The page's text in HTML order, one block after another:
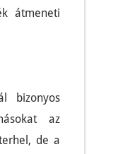
átmeneti
bizonyos
az
de a